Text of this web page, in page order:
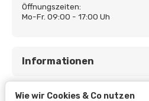
Öffnungszeiten:
Mo-Fr. 09:00 - 17:00 Uh
Informationen
Wie wir Cookies & Co nutzen